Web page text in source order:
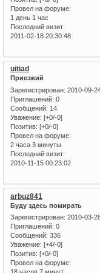
Провел на форуме:
1 день 1 час
Последний визит:
2011-02-18 20:30:48
uitiad
Приезжий
Зарегистрирован: 2010-09-
Приглашений: 0
Сообщений: 14
Уважение: [+0/-0]
Позитив: [+0/-0]
Провел на форуме:
2 часа 3 минуты
Последний визит:
2010-11-15 00:23:02
arbuz841
Буду здесь помирать
Зарегистрирован: 2010-03-
Приглашений: 0
Сообщений: 336
Уважение: [+4/-0]
Позитив: [+0/-0]
Провел на форуме: